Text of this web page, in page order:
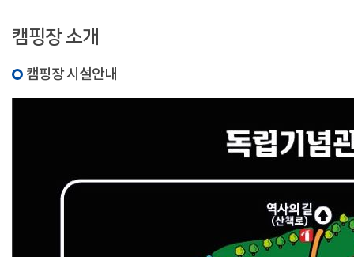
캠핑장 소개
캠핑장 시설안내